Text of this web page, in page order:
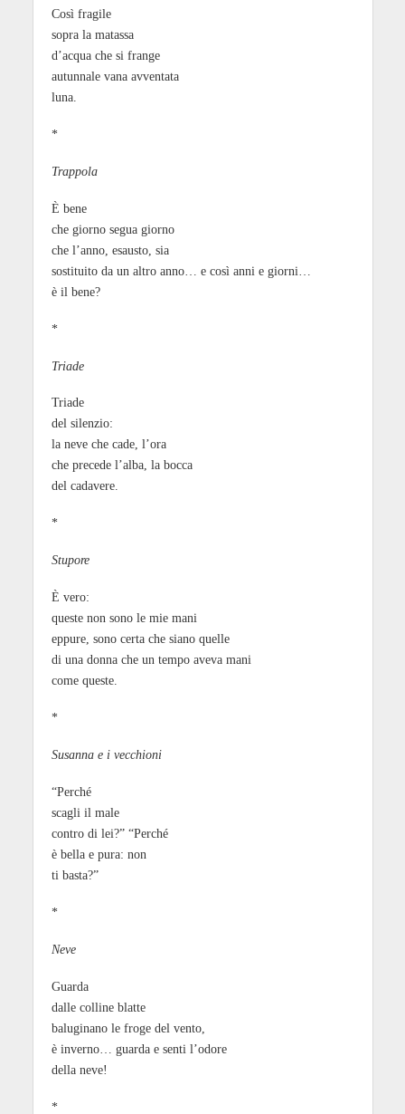
Così fragile
sopra la matassa
d’acqua che si frange
autunnale vana avventata
luna.
*
Trappola
È bene
che giorno segua giorno
che l’anno, esausto, sia
sostituito da un altro anno… e così anni e giorni…
è il bene?
*
Triade
Triade
del silenzio:
la neve che cade, l’ora
che precede l’alba, la bocca
del cadavere.
*
Stupore
È vero:
queste non sono le mie mani
eppure, sono certa che siano quelle
di una donna che un tempo aveva mani
come queste.
*
Susanna e i vecchioni
“Perché
scagli il male
contro di lei?” “Perché
è bella e pura: non
ti basta?”
*
Neve
Guarda
dalle colline blatte
baluginano le froge del vento,
è inverno… guarda e senti l’odore
della neve!
*